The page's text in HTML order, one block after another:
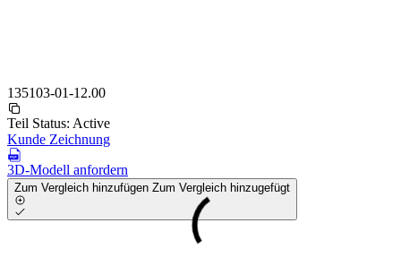
135103-01-12.00
Teil Status: Active
Kunde Zeichnung
3D-Modell anfordern
Zum Vergleich hinzufügen Zum Vergleich hinzugefügt